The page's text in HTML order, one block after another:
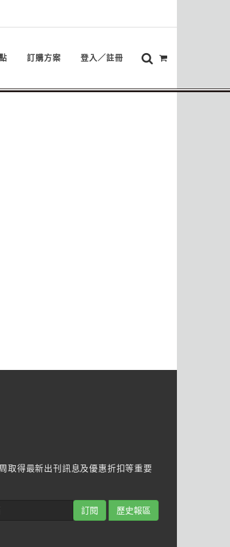
訂購方案 登入／註冊
取得最新出刊訊息及優惠折扣等重要
訂閱 歷史報區